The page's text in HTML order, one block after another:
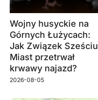
Wojny husyckie na
Górnych Łużycach:
Jak Związek Sześciu
Miast przetrwał
krwawy najazd?
2026-08-05